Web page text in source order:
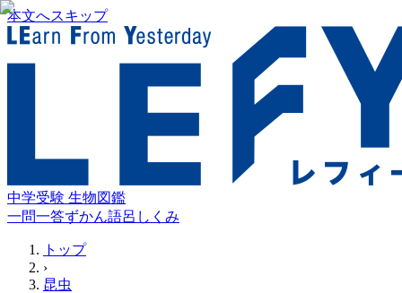
本文へスキップ
中学受験 生物図鑑
一問一答ずかん語呂 しくみ
トップ
›
昆虫